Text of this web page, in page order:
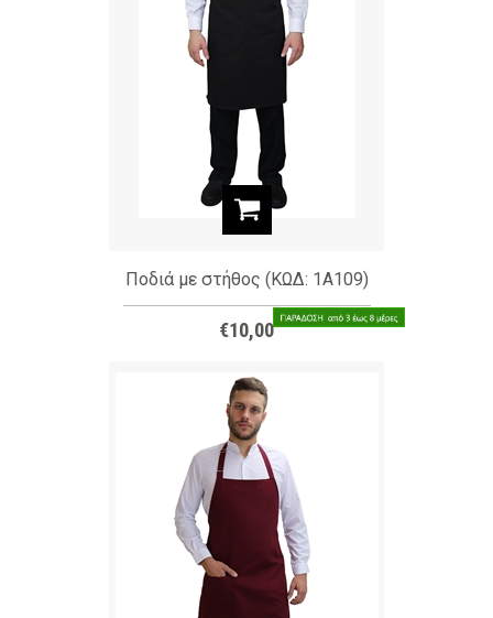
Ποδιά με στήθος (ΚΩΔ: 1A109)
€10,00